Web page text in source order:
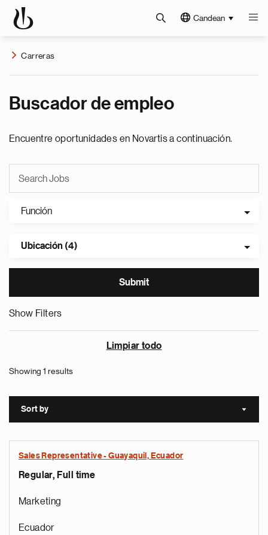
Candean
Carreras
Buscador de empleo
Encuentre oportunidades en Novartis a continuación.
Función
Ubicación (4)
Show Filters
Limpiar todo
Showing 1 results
Sort by Sort
Sales Representative - Guayaquil, Ecuador
Regular, Full time
Marketing
Ecuador